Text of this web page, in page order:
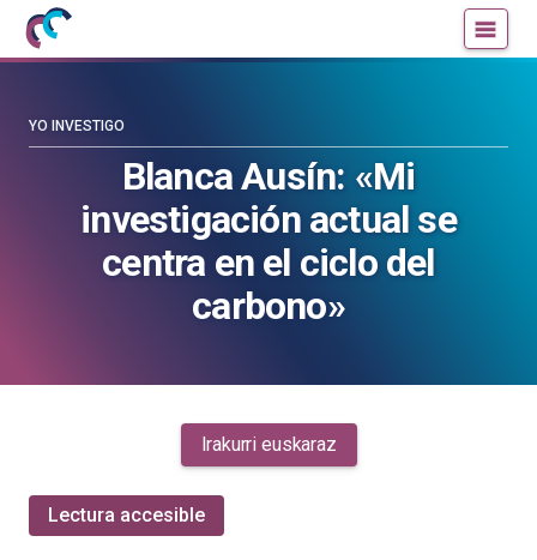
Mujeres
con
blog
Blanca Ausín: «Mi
investigación actual se
centra en el ciclo del
carbono»
YO INVESTIGO
Irakurri euskaraz
Lectura accesible